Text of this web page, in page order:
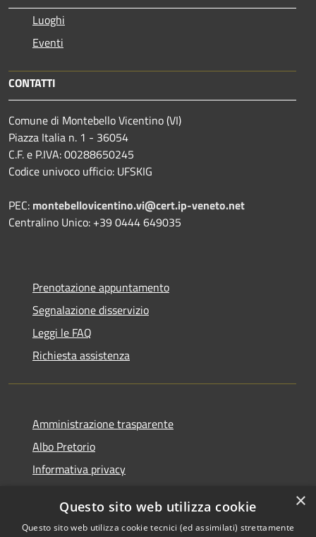
Luoghi
Eventi
CONTATTI
Comune di Montebello Vicentino (VI)
Piazza Italia n. 1 - 36054
C.F. e P.IVA: 00288650245
Codice univoco ufficio: UFSKIG
PEC: montebellovicentino.vi@cert.ip-veneto.net
Centralino Unico: +39 0444 649035
Prenotazione appuntamento
Segnalazione disservizio
Leggi le FAQ
Richiesta assistenza
Amministrazione trasparente
Albo Pretorio
Informativa privacy
Dichiarazione di accessibilità
×
Questo sito web utilizza cookie
Questo sito web utilizza cookie tecnici (ed assimilati) strettamente